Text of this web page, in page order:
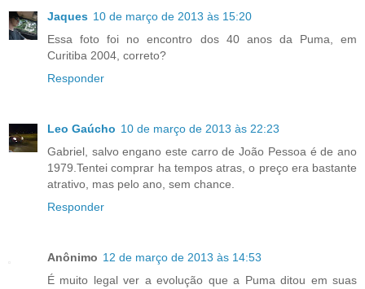
Jaques 10 de março de 2013 às 15:20
Essa foto foi no encontro dos 40 anos da Puma, em
Curitiba 2004, correto?
Responder
Leo Gaúcho 10 de março de 2013 às 22:23
Gabriel, salvo engano este carro de João Pessoa é de ano
1979.Tentei comprar ha tempos atras, o preço era bastante
atrativo, mas pelo ano, sem chance.
Responder
Anônimo 12 de março de 2013 às 14:53
É muito legal ver a evolução que a Puma ditou em suas